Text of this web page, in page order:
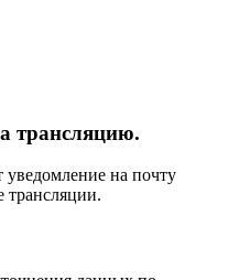
трансляцию.
уведомление на почту
трансляции.